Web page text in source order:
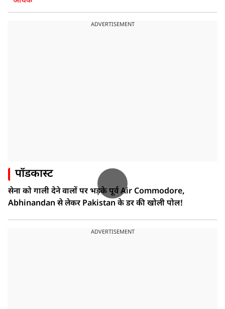
ADVERTISEMENT
पॉडकास्ट
सेना को गाली देने वालों पर भड़के पूर्व Air Commodore,
Abhinandan से लेकर Pakistan के डर की खोली पोल!
ADVERTISEMENT